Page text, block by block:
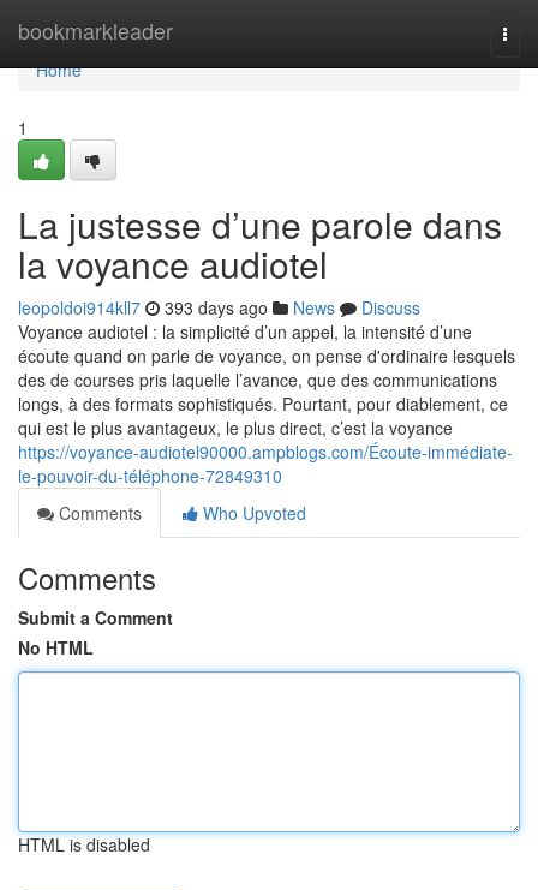
bookmarkleader
Home
Home
1
La justesse d’une parole dans
la voyance audiotel
leopoldoi914kll7 393 days ago News
Discuss
Voyance audiotel : la simplicité d’un appel, la intensité d’une
écoute quand on parle de voyance, on pense d'ordinaire lesquels
des de courses pris laquelle l’avance, que des communications
longs, à des formats sophistiqués. Pourtant, pour diablement, ce
qui est le plus avantageux, le plus direct, c’est la voyance
https://voyance-audiotel90000.ampblogs.com/Écoute-immédiate-
le-pouvoir-du-téléphone-72849310
Comments
Who Upvoted
Comments
Submit a Comment
No HTML
HTML is disabled